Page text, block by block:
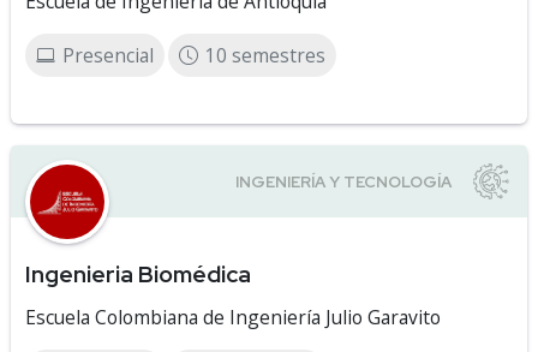
Presencial 10 semestres
Ingenieria Biomédica
Escuela Colombiana de Ingeniería Julio Garavito